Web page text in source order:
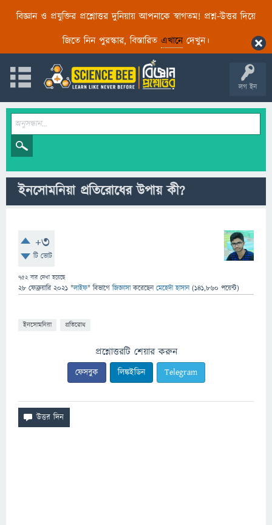
বিজ্ঞান ও প্রযুক্তির প্রশ্নোত্তর দুনিয়ায় আপনাকে স্বাগতম! প্রশ্ন-উত্তর দিয়ে
জিতে নিন পুরস্কার, বিস্তারিত এখানেদেখুন।
লগ ইন
ইনসোমনিয়া প্রতিরোধের উপায় কী?
+3
টি ভোট
752বার দেখা হয়েছে
28 ফেব্রুয়ারি 2021 "লাইফ" বিভাগে জিজ্ঞাসাকরেছেনমেহেদী হাসান (141,860 পয়েন্ট)
ইনসোমনিয়া প্রতিরোধ
প্রশ্নোত্তরটি শেয়ার করুন
ফেসবুক লিঙ্কইডিন Telegram